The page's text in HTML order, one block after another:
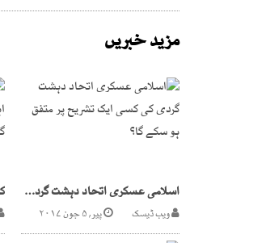
مزید خبریں
اسلامی عسکری اتحاد دہشت گردی کی کسی ایک تشریح پر متفق ہو سکے گا؟
ویب ڈیسک پیر, ۵ جون ۲۰۱۷